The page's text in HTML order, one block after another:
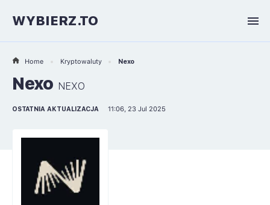
WYBIERZ.TO
Home Kryptowaluty Nexo
Nexo NEXO
OSTATNIA AKTUALIZACJA 11:06, 23 Jul 2025